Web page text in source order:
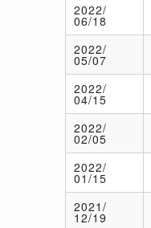
2022/
06/18
2022/
05/07
2022/
04/15
2022/
02/05
2022/
01/15
2021/
12/19